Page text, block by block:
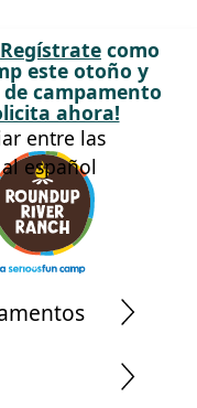
Regístrate como
este otoño y
campamento
ahora!
entre las
español